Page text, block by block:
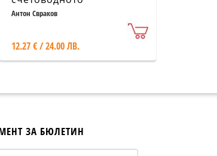
законодателство в
наши дни
Антон Свраков
12.27 € / 24.00 ЛВ.
ЗА БЮЛЕТИН